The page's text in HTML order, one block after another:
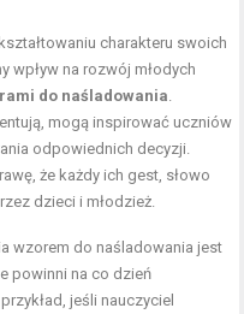
charakteru swoich
wpływ na rozwój młodych
do naśladowania
mogą inspirować uczniów
odpowiednich decyzji.
że każdy ich gest, słowo
dzieci i młodzież.
wzorem do naśladowania jest
powinni na co dzień
jeśli nauczyciel